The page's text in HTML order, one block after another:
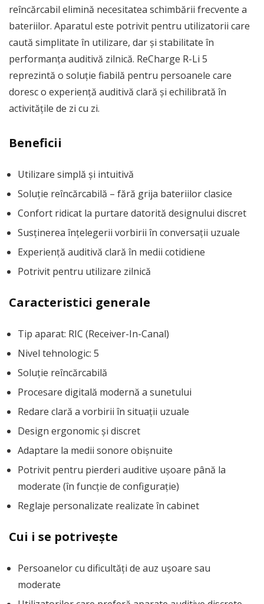
reîncărcabil elimină necesitatea schimbării frecvente a
bateriilor. Aparatul este potrivit pentru utilizatorii care
caută simplitate în utilizare, dar și stabilitate în
performanța auditivă zilnică. ReCharge R-Li 5
reprezintă o soluție fiabilă pentru persoanele care
doresc o experiență auditivă clară și echilibrată în
activitățile de zi cu zi.
Beneficii
Utilizare simplă și intuitivă
Soluție reîncărcabilă – fără grija bateriilor clasice
Confort ridicat la purtare datorită designului discret
Susținerea înțelegerii vorbirii în conversații uzuale
Experiență auditivă clară în medii cotidiene
Potrivit pentru utilizare zilnică
Caracteristici generale
Tip aparat: RIC (Receiver-In-Canal)
Nivel tehnologic: 5
Soluție reîncărcabilă
Procesare digitală modernă a sunetului
Redare clară a vorbirii în situații uzuale
Design ergonomic și discret
Adaptare la medii sonore obișnuite
Potrivit pentru pierderi auditive ușoare până la
moderate (în funcție de configurație)
Reglaje personalizate realizate în cabinet
Cui i se potrivește
Persoanelor cu dificultăți de auz ușoare sau
moderate